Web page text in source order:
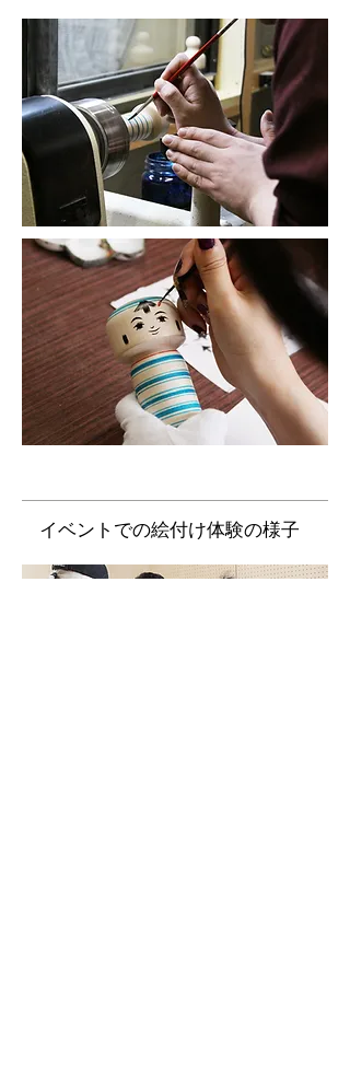
​イベントでの絵付け体験の様子